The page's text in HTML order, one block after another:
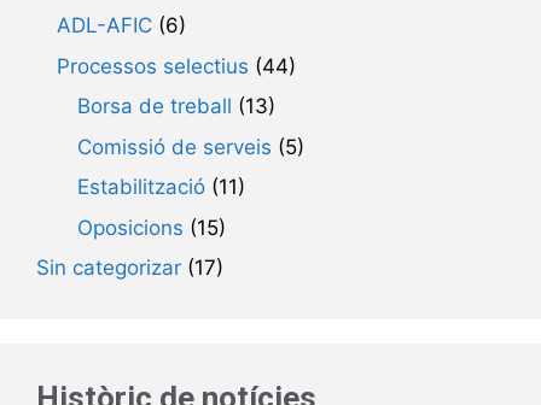
ADL-AFIC (6)
Processos selectius (44)
Borsa de treball (13)
Comissió de serveis (5)
Estabilització (11)
Oposicions (15)
Sin categorizar (17)